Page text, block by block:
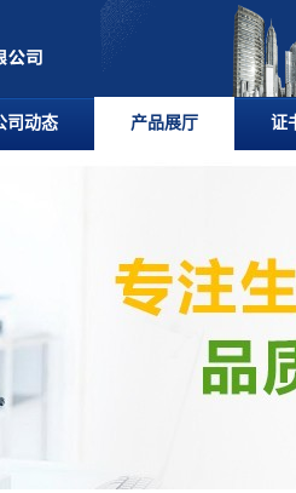
司动态 产品展厅 证